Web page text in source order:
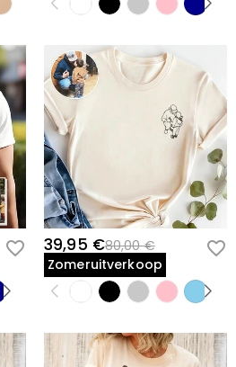
39,95 €80,00 €
Zomeruitverkoop